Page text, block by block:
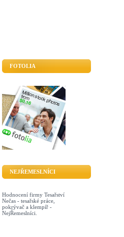
FOTOLIA
NEJŘEMESLNÍCI
Hodnocení firmy Tesařství
Nečas - tesařské práce,
pokrývač a klempíř -
NejŘemeslníci.